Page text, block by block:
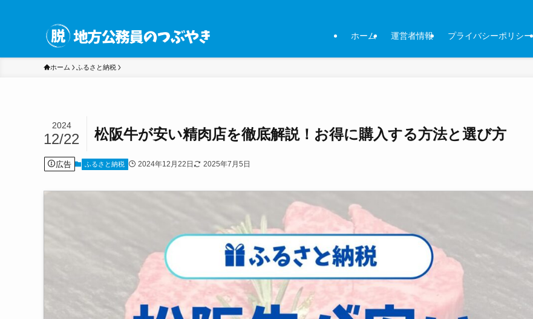
ホーム 運営者情報 プライバシーポリシー
ホーム ふるさと納税
松阪牛が安い精肉店を徹底解説！お得に購入する方法と選び方
2024
12/22
広告 ふるさと納税 2024年12月22日 2025年7月5日